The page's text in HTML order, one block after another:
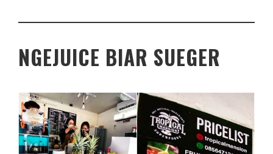
NGEJUICE BIAR SUEGER